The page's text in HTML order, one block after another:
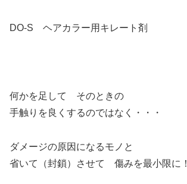
DO-S ヘアカラー用キレート剤
何かを足して そのときの
手触りを良くするのではなく・・・
ダメージの原因になるモノと
省いて（封鎖）させて 傷みを最小限に！